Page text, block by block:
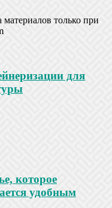
только при
для
которое
удобным